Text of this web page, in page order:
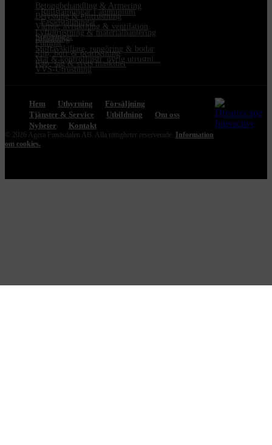
Betongbehandling & Armering
Belysning & elutrustning
Värme, avfuktning & ventilation
Ställningar
•Rullställningar i aluminium
•Fasadställningar
Lyftutrustning & materialhantering
Pumpar
Slip, borr & bearbetning
Kap, såg & svets maskiner
Infästning
Stoftavskiljare, rengöring & bodar
Mät & kontrollinstr. övrig utrustni...
VVS-Utrustning
Hem Uthyrning
Försäljning
Tjänster & Service
Utbildning
Om oss
Nyheter
Kontakt
© 2026 Agera Funäsdalen AB. Alla rättigheter reserverade. Information
om cookies.